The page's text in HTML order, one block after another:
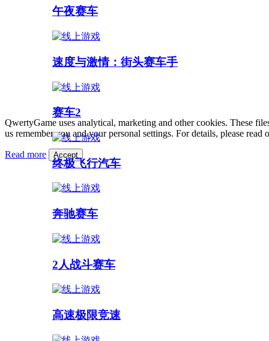
午夜赛车
速度与激情：街头赛车手
赛车2
终极飞行汽车
奔驰赛车
2人战斗赛车
高速极限竞速
QwertyGame uses analytical, marketing and other cookies. These
us remember you and your personal settings. For details, please read
Read more Accept